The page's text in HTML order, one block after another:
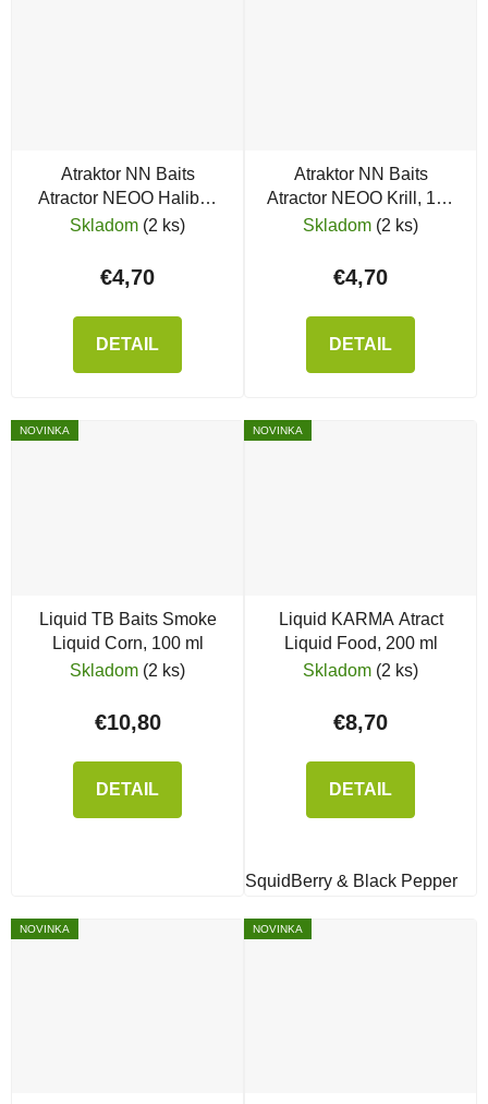
Atraktor NN Baits
Atractor NEOO Halibut,
120 ml
Skladom (2 ks)
€4,70
DETAIL
Atraktor NN Baits
Atractor NEOO Krill, 120
ml
Skladom (2 ks)
€4,70
DETAIL
NOVINKA
Liquid TB Baits Smoke
Liquid Corn, 100 ml
Skladom (2 ks)
€10,80
DETAIL
NOVINKA
Liquid KARMA Atract
Liquid Food, 200 ml
Skladom (2 ks)
€8,70
DETAIL
SquidBerry & Black Pepper
NOVINKA NOVINKA